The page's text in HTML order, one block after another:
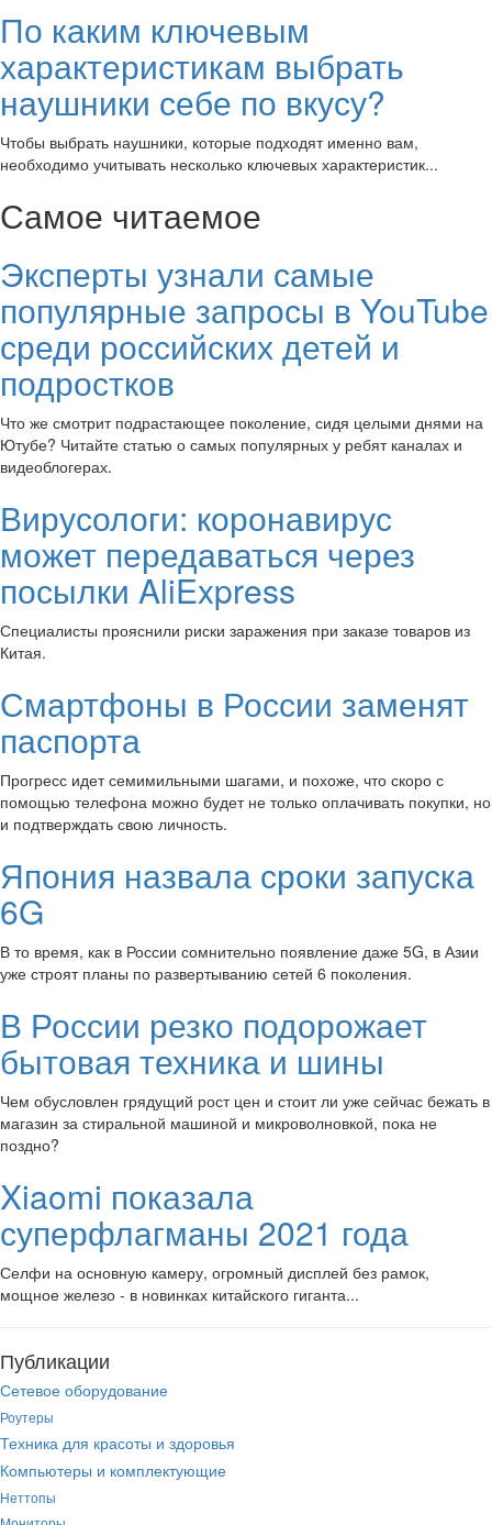
По каким ключевым
характеристикам выбрать
наушники себе по вкусу?
Чтобы выбрать наушники, которые подходят именно вам,
необходимо учитывать несколько ключевых характеристик...
Самое читаемое
Эксперты узнали самые
популярные запросы в YouTube
среди российских детей и
подростков
Что же смотрит подрастающее поколение, сидя целыми днями на
Ютубе? Читайте статью о самых популярных у ребят каналах и
видеоблогерах.
Вирусологи: коронавирус
может передаваться через
посылки AliExpress
Специалисты прояснили риски заражения при заказе товаров из
Китая.
Смартфоны в России заменят
паспорта
Прогресс идет семимильными шагами, и похоже, что скоро с
помощью телефона можно будет не только оплачивать покупки, но
и подтверждать свою личность.
Япония назвала сроки запуска
6G
В то время, как в России сомнительно появление даже 5G, в Азии
уже строят планы по развертыванию сетей 6 поколения.
В России резко подорожает
бытовая техника и шины
Чем обусловлен грядущий рост цен и стоит ли уже сейчас бежать в
магазин за стиральной машиной и микроволновкой, пока не
поздно?
Xiaomi показала
суперфлагманы 2021 года
Селфи на основную камеру, огромный дисплей без рамок,
мощное железо - в новинках китайского гиганта...
Публикации
Сетевое оборудование
Роутеры
Техника для красоты и здоровья
Компьютеры и комплектующие
Неттопы